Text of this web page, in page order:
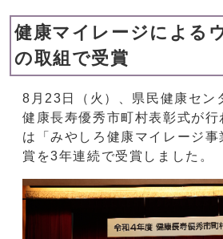
健康マイレージによる
の取組で受賞
8月23日（火）、県民健康セン
健康長寿優秀市町村表彰式が行
は「みやしろ健康マイレージ
賞を3年連続で受賞しました。